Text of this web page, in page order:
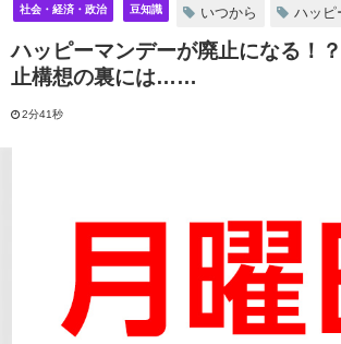
社会・経済・政治 豆知識 いつから ハッピ
ハッピーマンデーが廃止になる！
止構想の裏には……
2分41秒